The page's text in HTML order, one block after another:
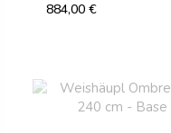
884,00 €